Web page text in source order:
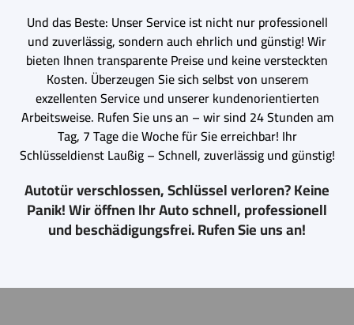
Und das Beste: Unser Service ist nicht nur professionell
und zuverlässig, sondern auch ehrlich und günstig! Wir
bieten Ihnen transparente Preise und keine versteckten
Kosten. Überzeugen Sie sich selbst von unserem
exzellenten Service und unserer kundenorientierten
Arbeitsweise. Rufen Sie uns an – wir sind 24 Stunden am
Tag, 7 Tage die Woche für Sie erreichbar! Ihr
Schlüsseldienst Laußig – Schnell, zuverlässig und günstig!
Autotür verschlossen, Schlüssel verloren? Keine
Panik! Wir öffnen Ihr Auto schnell, professionell
und beschädigungsfrei. Rufen Sie uns an!